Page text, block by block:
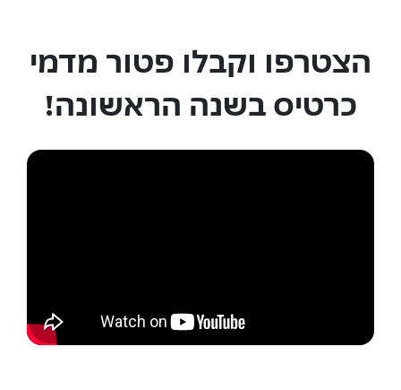
הצטרפו וקבלו פטור מדמי
כרטיס בשנה הראשונה!